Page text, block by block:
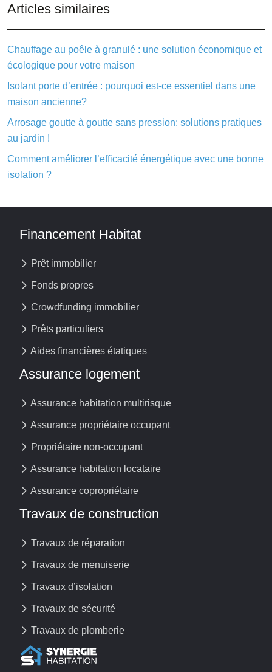
Articles similaires
Chauffage au poêle à granulé : une solution économique et
écologique pour votre maison
Isolant porte d’entrée : pourquoi est-ce essentiel dans une
maison ancienne?
Arrosage goutte à goutte sans pression: solutions pratiques
au jardin !
Comment améliorer l’efficacité énergétique avec une bonne
isolation ?
Financement Habitat
Prêt immobilier
Fonds propres
Crowdfunding immobilier
Prêts particuliers
Aides financières étatiques
Assurance logement
Assurance habitation multirisque
Assurance propriétaire occupant
Propriétaire non-occupant
Assurance habitation locataire
Assurance copropriétaire
Travaux de construction
Travaux de réparation
Travaux de menuiserie
Travaux d’isolation
Travaux de sécurité
Travaux de plomberie